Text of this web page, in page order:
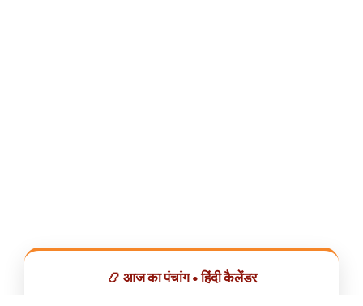
📿 आज का पंचांग • हिंदी कैलेंडर